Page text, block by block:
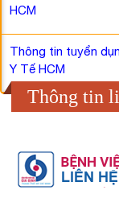
HCM
Thông tin tuyển
Y Tế HCM
Thông tin